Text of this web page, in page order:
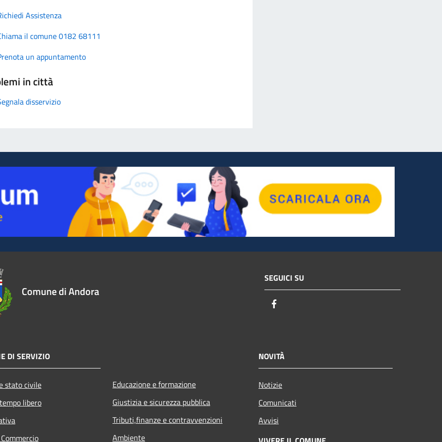
Assistenza
il comune 0182 68111
un appuntamento
in città
disservizio
Comune di Andora
SEGUICI SU
DI SERVIZIO
stato civile
libero
Educazione e formazione
Giustizia e sicurezza pubblica
Tributi,finanze e contravvenzioni
Ambiente
NOVITÀ
Notizie
Comunicati
Avvisi